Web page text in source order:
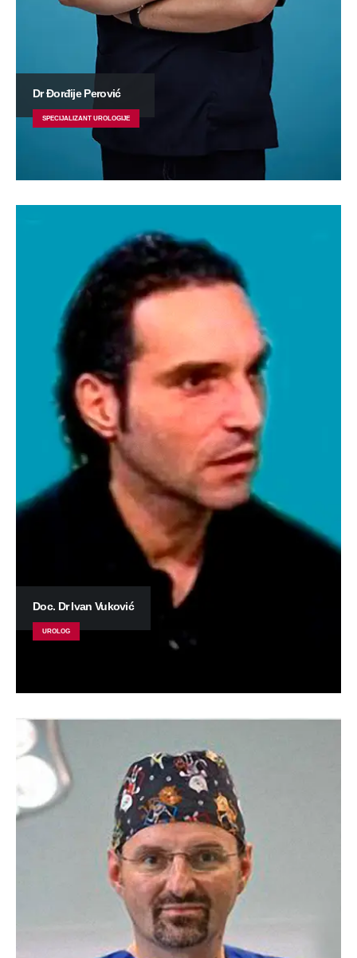
Dr Đorđije Perović
SPECIJALIZANT UROLOGIJE
Doc. Dr Ivan Vuković
UROLOG